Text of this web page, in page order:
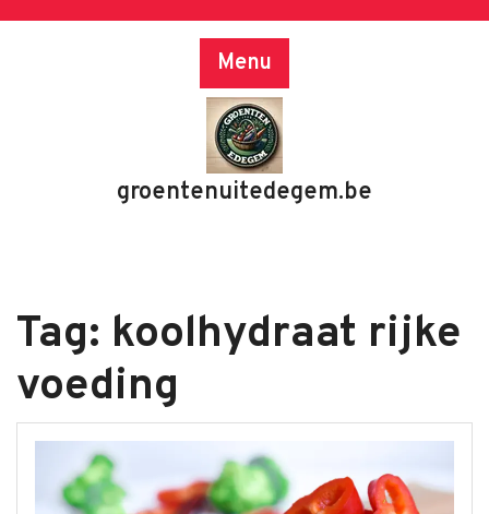
Menu
groentenuitedegem.be
Tag: koolhydraat rijke
voeding